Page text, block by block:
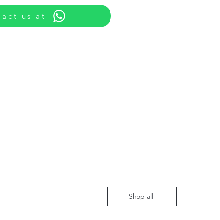
us at
Shop all